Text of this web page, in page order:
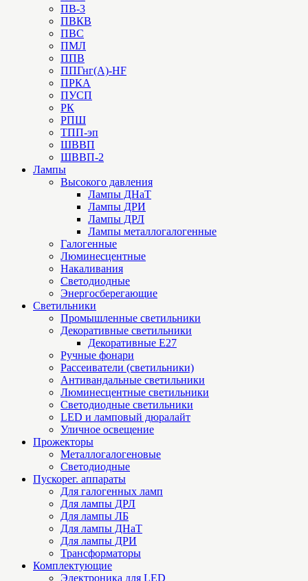
ПВ-3
ПВКВ
ПВС
ПМЛ
ППВ
ППГнг(А)-HF
ПРКА
ПУСП
РК
РПШ
ТПП-эп
ШВВП
ШВВП-2
Лампы
Высокого давления
Лампы ДНаТ
Лампы ДРИ
Лампы ДРЛ
Лампы металлогалогенные
Галогенные
Люминесцентные
Накаливания
Светодиодные
Энергосберегающие
Светильники
Промышленные светильники
Декоративные светильники
Декоративные Е27
Ручные фонари
Рассеиватели (светильники)
Антивандальные светильники
Люминесцентные светильники
Cветодиодные светильники
LED и ламповый дюралайт
Уличное освещение
Прожекторы
Металлогалогеновые
Светодиодные
Пускорег. аппараты
Для галогенных ламп
Для лампы ДРЛ
Для лампы ЛБ
Для лампы ДНаТ
Для лампы ДРИ
Трансформаторы
Комплектующие
Электроника для LED